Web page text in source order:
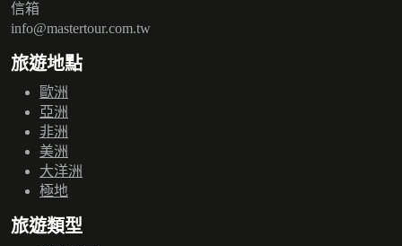
信箱
info@mastertour.com.tw
旅遊地點
歐洲
亞洲
非洲
美洲
大洋洲
極地
旅遊類型